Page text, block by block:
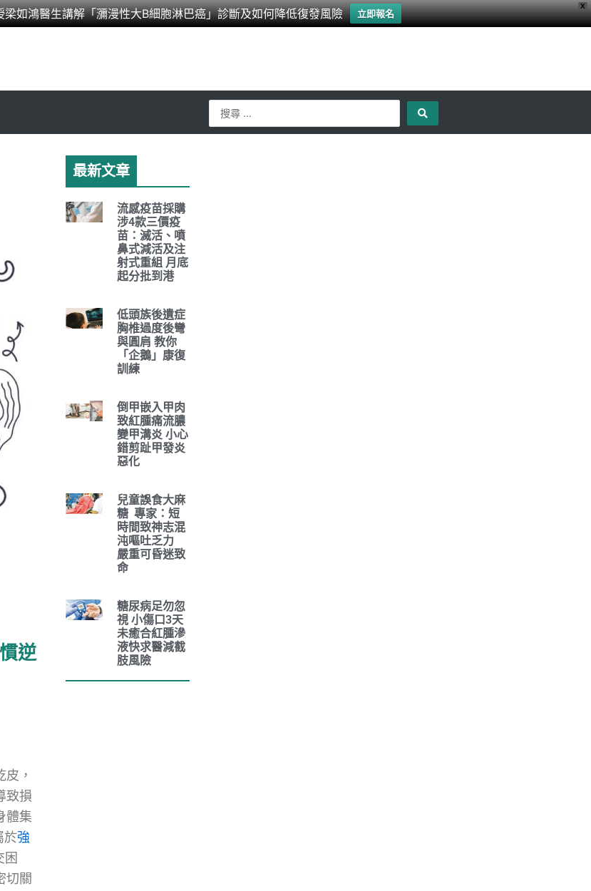
X
如鴻醫生講解「瀰漫性大B細胞淋巴癌」診斷及如何降低復發風險 立即報名
Search
...
逆
，
致損
體集
於強
困
切關
最新文章
流感疫苗採購
涉4款三價疫
苗：滅活、噴
鼻式減活及注
射式重組 月底
起分批到港
低頭族後遺症
胸椎過度後彎
與圓肩 教你
「企鵝」康復
訓練
倒甲嵌入甲肉
致紅腫痛流膿
變甲溝炎 小心
錯剪趾甲發炎
惡化
兒童誤食大麻
糖 專家：短
時間致神志混
沌嘔吐乏力
嚴重可昏迷致
命
糖尿病足勿忽
視 小傷口3天
未癒合紅腫滲
液快求醫減截
肢風險